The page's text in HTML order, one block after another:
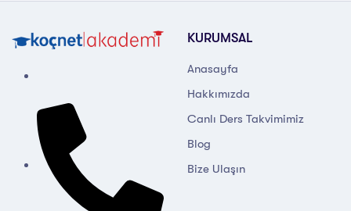
KURUMSAL
Anasayfa
Hakkımızda
Canlı Ders Takvimimiz
Blog
Bize Ulaşın